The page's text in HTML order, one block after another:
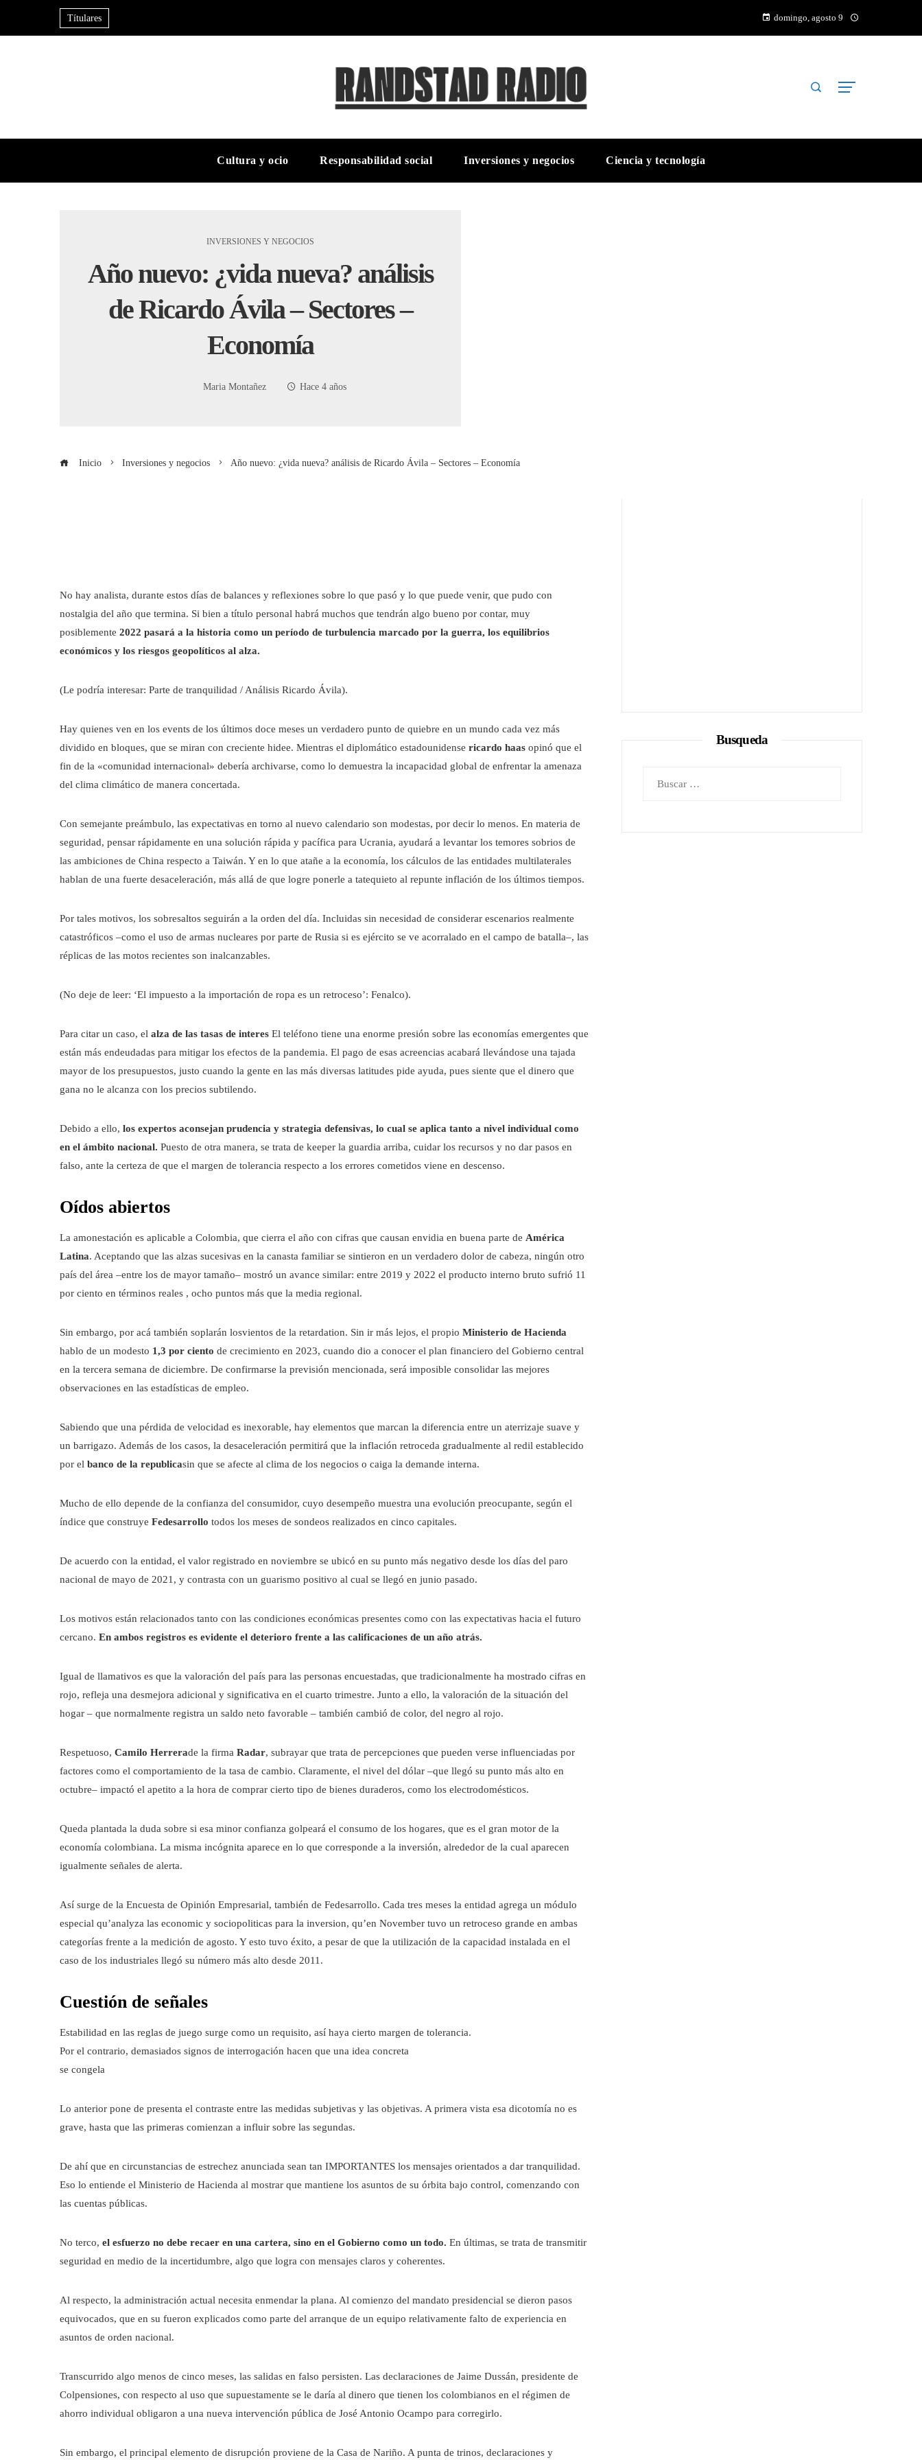
Títulares domingo, agosto 9
Cultura y ocio Responsabilidad social Inversiones y negocios Ciencia y tecnología
INVERSIONES Y NEGOCIOS
Año nuevo: ¿vida nueva? análisis
de Ricardo Ávila – Sectores –
Economía
Maria Montañez Hace 4 años
Inicio Inversiones y negocios Año nuevo: ¿vida nueva? análisis de Ricardo Ávila – Sectores – Economía
No hay analista, durante estos días de balances y reflexiones sobre lo que pasó y lo que puede venir, que pudo con
nostalgia del año que termina. Si bien a título personal habrá muchos que tendrán algo bueno por contar, muy
posiblemente 2022 pasará a la historia como un período de turbulencia marcado por la guerra, los equilibrios
económicos y los riesgos geopolíticos al alza.
(Le podría interesar: Parte de tranquilidad / Análisis Ricardo Ávila).
Hay quienes ven en los events de los últimos doce meses un verdadero punto de quiebre en un mundo cada vez más
dividido en bloques, que se miran con creciente hidee. Mientras el diplomático estadounidense ricardo haas opinó que el
fin de la «comunidad internacional» debería archivarse, como lo demuestra la incapacidad global de enfrentar la amenaza
del clima climático de manera concertada.
Con semejante preámbulo, las expectativas en torno al nuevo calendario son modestas, por decir lo menos. En materia de
seguridad, pensar rápidamente en una solución rápida y pacífica para Ucrania, ayudará a levantar los temores sobrios de
las ambiciones de China respecto a Taiwán. Y en lo que atañe a la economía, los cálculos de las entidades multilaterales
hablan de una fuerte desaceleración, más allá de que logre ponerle a tatequieto al repunte inflación de los últimos tiempos.
Por tales motivos, los sobresaltos seguirán a la orden del día. Incluidas sin necesidad de considerar escenarios realmente
catastróficos –como el uso de armas nucleares por parte de Rusia si es ejército se ve acorralado en el campo de batalla–, las
réplicas de las motos recientes son inalcanzables.
(No deje de leer: ‘El impuesto a la importación de ropa es un retroceso’: Fenalco).
Para citar un caso, el alza de las tasas de interes El teléfono tiene una enorme presión sobre las economías emergentes que
están más endeudadas para mitigar los efectos de la pandemia. El pago de esas acreencias acabará llevándose una tajada
mayor de los presupuestos, justo cuando la gente en las más diversas latitudes pide ayuda, pues siente que el dinero que
gana no le alcanza con los precios subtilendo.
Debido a ello, los expertos aconsejan prudencia y strategia defensivas, lo cual se aplica tanto a nivel individual como
en el ámbito nacional. Puesto de otra manera, se trata de keeper la guardia arriba, cuidar los recursos y no dar pasos en
falso, ante la certeza de que el margen de tolerancia respecto a los errores cometidos viene en descenso.
Oídos abiertos
La amonestación es aplicable a Colombia, que cierra el año con cifras que causan envidia en buena parte de América
Latina. Aceptando que las alzas sucesivas en la canasta familiar se sintieron en un verdadero dolor de cabeza, ningún otro
país del área –entre los de mayor tamaño– mostró un avance similar: entre 2019 y 2022 el producto interno bruto sufrió 11
por ciento en términos reales , ocho puntos más que la media regional.
Sin embargo, por acá también soplarán losvientos de la retardation. Sin ir más lejos, el propio Ministerio de Hacienda
hablo de un modesto 1,3 por ciento de crecimiento en 2023, cuando dio a conocer el plan financiero del Gobierno central
en la tercera semana de diciembre. De confirmarse la previsión mencionada, será imposible consolidar las mejores
observaciones en las estadísticas de empleo.
Sabiendo que una pérdida de velocidad es inexorable, hay elementos que marcan la diferencia entre un aterrizaje suave y
un barrigazo. Además de los casos, la desaceleración permitirá que la inflación retroceda gradualmente al redil establecido
por el banco de la republicasin que se afecte al clima de los negocios o caiga la demande interna.
Mucho de ello depende de la confianza del consumidor, cuyo desempeño muestra una evolución preocupante, según el
índice que construye Fedesarrollo todos los meses de sondeos realizados en cinco capitales.
De acuerdo con la entidad, el valor registrado en noviembre se ubicó en su punto más negativo desde los días del paro
nacional de mayo de 2021, y contrasta con un guarismo positivo al cual se llegó en junio pasado.
Los motivos están relacionados tanto con las condiciones económicas presentes como con las expectativas hacia el futuro
cercano. En ambos registros es evidente el deterioro frente a las calificaciones de un año atrás.
Igual de llamativos es que la valoración del país para las personas encuestadas, que tradicionalmente ha mostrado cifras en
rojo, refleja una desmejora adicional y significativa en el cuarto trimestre. Junto a ello, la valoración de la situación del
hogar – que normalmente registra un saldo neto favorable – también cambió de color, del negro al rojo.
Respetuoso, Camilo Herrerade la firma Radar, subrayar que trata de percepciones que pueden verse influenciadas por
factores como el comportamiento de la tasa de cambio. Claramente, el nivel del dólar –que llegó su punto más alto en
octubre– impactó el apetito a la hora de comprar cierto tipo de bienes duraderos, como los electrodomésticos.
Queda plantada la duda sobre si esa minor confianza golpeará el consumo de los hogares, que es el gran motor de la
economía colombiana. La misma incógnita aparece en lo que corresponde a la inversión, alrededor de la cual aparecen
igualmente señales de alerta.
Así surge de la Encuesta de Opinión Empresarial, también de Fedesarrollo. Cada tres meses la entidad agrega un módulo
especial qu’analyza las economic y sociopoliticas para la inversion, qu’en November tuvo un retroceso grande en ambas
categorías frente a la medición de agosto. Y esto tuvo éxito, a pesar de que la utilización de la capacidad instalada en el
caso de los industriales llegó su número más alto desde 2011.
Cuestión de señales
Estabilidad en las reglas de juego surge como un requisito, así haya cierto margen de tolerancia.
Por el contrario, demasiados signos de interrogación hacen que una idea concreta
se congela
Lo anterior pone de presenta el contraste entre las medidas subjetivas y las objetivas. A primera vista esa dicotomía no es
grave, hasta que las primeras comienzan a influir sobre las segundas.
De ahí que en circunstancias de estrechez anunciada sean tan IMPORTANTES los mensajes orientados a dar tranquilidad.
Eso lo entiende el Ministerio de Hacienda al mostrar que mantiene los asuntos de su órbita bajo control, comenzando con
las cuentas públicas.
No terco, el esfuerzo no debe recaer en una cartera, sino en el Gobierno como un todo. En últimas, se trata de transmitir
seguridad en medio de la incertidumbre, algo que logra con mensajes claros y coherentes.
Al respecto, la administración actual necesita enmendar la plana. Al comienzo del mandato presidencial se dieron pasos
equivocados, que en su fueron explicados como parte del arranque de un equipo relativamente falto de experiencia en
asuntos de orden nacional.
Transcurrido algo menos de cinco meses, las salidas en falso persisten. Las declaraciones de Jaime Dussán, presidente de
Colpensiones, con respecto al uso que supuestamente se le daría al dinero que tienen los colombianos en el régimen de
ahorro individual obligaron a una nueva intervención pública de José Antonio Ocampo para corregirlo.
Sin embargo, el principal elemento de disrupción proviene de la Casa de Nariño. A punta de trinos, declaraciones y
Busqueda